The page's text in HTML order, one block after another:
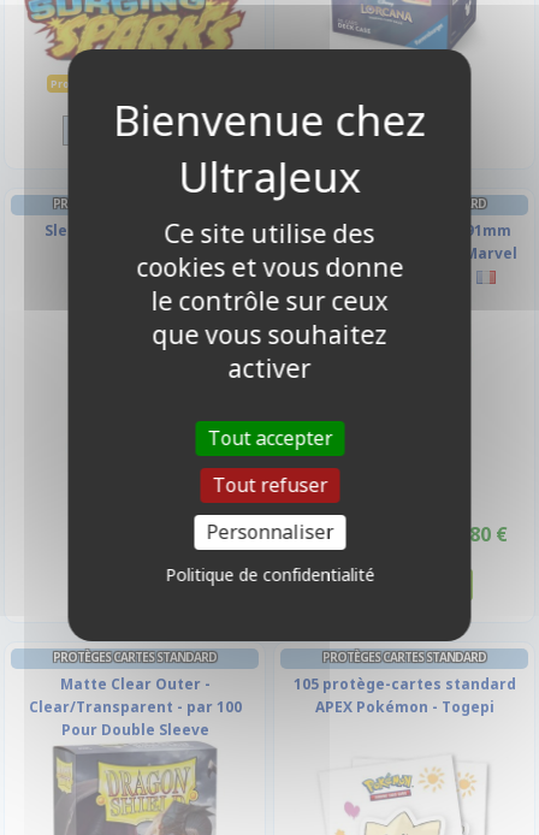
Promo -33%
Disponible
PROTÈGES CARTES STANDARD
Sleeves Lorcana : Tiana
PROTÈGES CARTES STANDARD
50 Prime Sleeves - 66x91mm
Standard Card Game - Marvel
Champions She-Hulk
-40%
Déstockage -40% 4,80 €
PROTÈGES CARTES STANDARD
Matte Clear Outer -
Clear/Transparent - par 100
Pour Double Sleeve
PROTÈGES CARTES STANDARD
105 protège-cartes standard
APEX Pokémon - Togepi
Ce site utilise des
cookies et vous donne
le contrôle sur ceux
que vous souhaitez
activer
Tout accepter
Tout refuser
Personnaliser
Politique de confidentialité